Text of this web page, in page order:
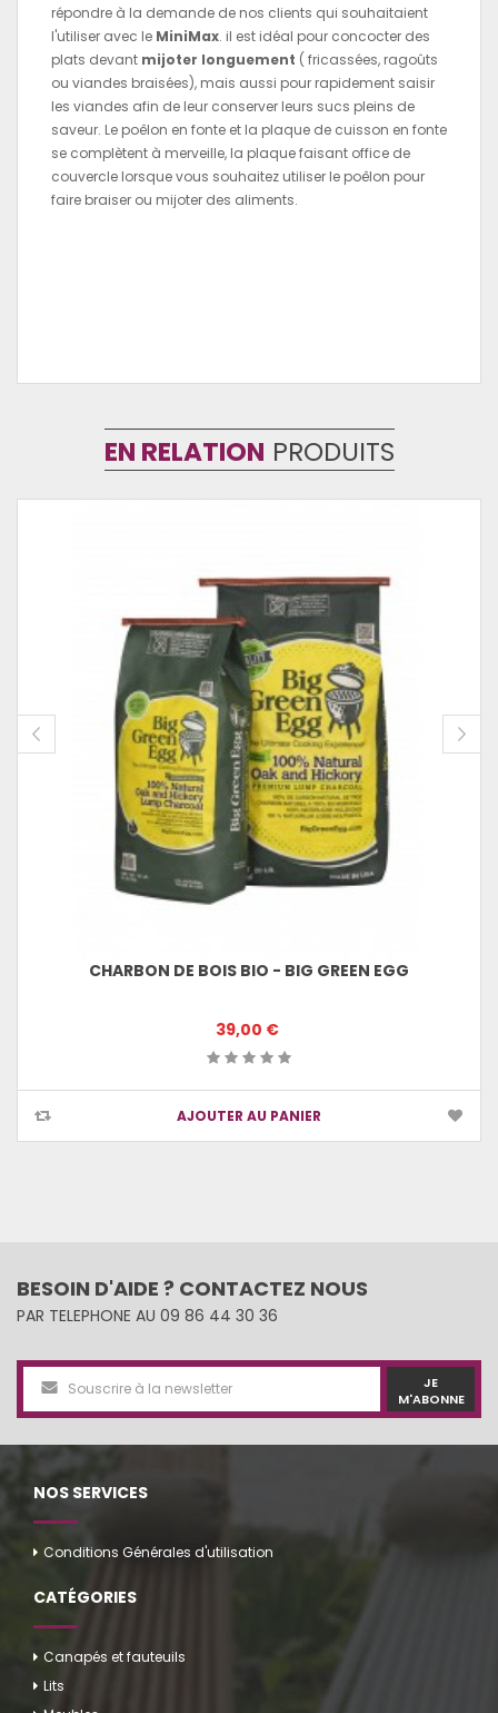
répondre à la demande de nos clients qui souhaitaient
l'utiliser avec le MiniMax. il est idéal pour concocter des
plats devant mijoter longuement ( fricassées, ragoûts
ou viandes braisées), mais aussi pour rapidement saisir
les viandes afin de leur conserver leurs sucs pleins de
saveur. Le poêlon en fonte et la plaque de cuisson en fonte
se complètent à merveille, la plaque faisant office de
couvercle lorsque vous souhaitez utiliser le poêlon pour
faire braiser ou mijoter des aliments.
EN RELATION PRODUITS
CHARBON DE BOIS BIO - BIG GREEN EGG
39,00 €
AJOUTER AU PANIER
BESOIN D'AIDE ? CONTACTEZ NOUS
PAR TELEPHONE AU 09 86 44 30 36
JE
M'ABONNE
NOS SERVICES
Conditions Générales d'utilisation
CATÉGORIES
Canapés et fauteuils
Lits